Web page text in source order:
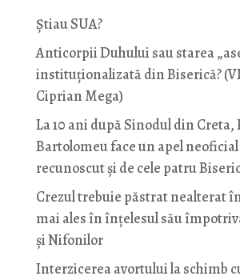
Știau SUA?
Anticorpii Duhului sau starea
instituționalizată din Biserică?
Ciprian Mega)
La 10 ani după Sinodul din Creta,
Bartolomeu face un apel neoficial
recunoscut și de cele patru
Crezul trebuie păstrat nealterat
mai ales în înțelesul său
și Nifonilor
Interzicerea avortului la schimb